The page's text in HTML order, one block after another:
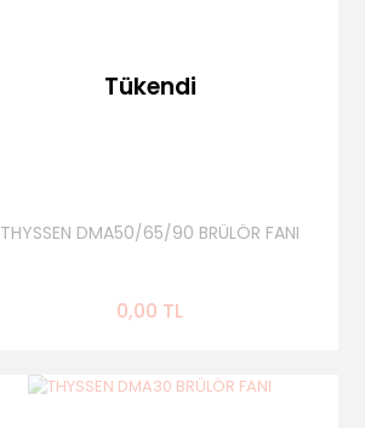
Tükendi
THYSSEN DMA50/65/90 BRÜLÖR FANI
0,00 TL